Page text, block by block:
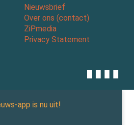
Nieuwsbrief
Over ons (contact)
ZiPmedia
Privacy Statement
app is nu uit!